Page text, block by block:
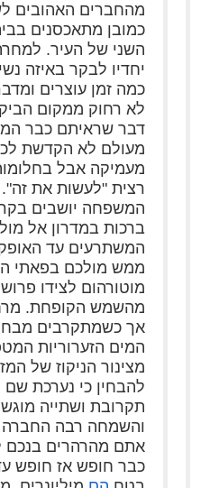
מהחברים האהובים
כמובן מתאכסנים
השני של העיר.
יחדיו לבקר באיזה
כמה זמן עוצרים
לא רחוק ממקום
דבר שראיתם כבר
מעולם לא הקדשת
מעמיקה אבל
רצית "לעשות את
המשפחה יושבים
ברכות במדרון אל
המשתרעים עד
ממש מולכם בפאתי
מוטורהום לצידו
מהשמש הקופחת.
אך כשמתקרבים
המים הזערוריות
מצינור הניקוז של
להבחין כי נערכת שם
תקרובת ושתייה
והשמחה רבה החברה
אתם מהרהרים בנכם
כבר חופש אז חופש